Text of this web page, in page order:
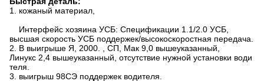
1. кожаный материал,
Интерфейс хозяина УСБ: Спецификации 1.1/2.0 УСБ,
высшая скорость УСБ поддержек/высокоскоростная передача.
2. В выигрыше Я, 2000. , СП, Мак 9,0 вышеуказанный,
Линукс 2,4 вышеуказанный, отсутствие нужной установки води
теля.
3. выигрыш 98СЭ поддержек водителя.